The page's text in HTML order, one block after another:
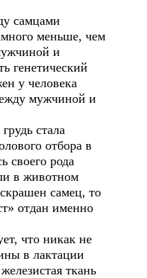
самцами
меньше, чем
и
генетический
у человека
мужчиной и
стала
отбора в
своего рода
в животном
самец, то
отдан именно
что никак не
в лактации
ткань